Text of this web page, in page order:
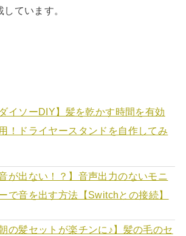
ています。
ダイソーDIY】髪を乾かす時間を有効
！ドライヤースタンドを自作してみ
音が出ない！？】音声出力のないモニ
で音を出す方法【Switchとの接続】
朝の髪セットが楽チンに♪】髪の毛のセ